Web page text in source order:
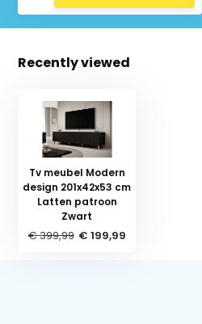
Recently viewed
Tv meubel Modern
design 201x42x53 cm
Latten patroon
Zwart
€ 399,99 € 199,99
Schrijf je in voor